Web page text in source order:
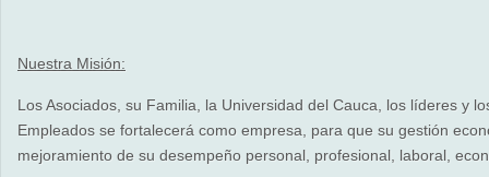
Nuestra Misión:
Los Asociados, su Familia, la Universidad del Cauca, los líderes y
Empleados se fortalecerá como empresa, para que su gestión
mejoramiento de su desempeño personal, profesional, laboral,